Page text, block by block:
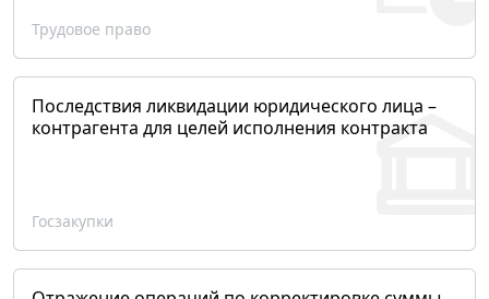
Трудовое право
Последствия ликвидации юридического лица –
контрагента для целей исполнения контракта
Госзакупки